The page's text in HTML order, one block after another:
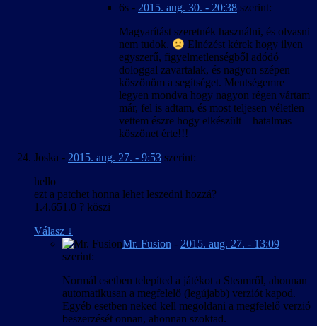
6s - 2015. aug. 30. - 20:38 szerint:
Magyarítást szeretnék használni, és olvasni
nem tudok.
Elnézést kérek hogy ilyen
egyszerű, figyelmetlenségből adódó
dologgal zavartalak, és nagyon szépen
köszönöm a segítséget. Mentségemre
legyen mondva hogy nagyon régen vártam
már, fel is adtam, és most teljesen véletlen
vettem észre hogy elkészült – hatalmas
köszönet érte!!!
Joska - 2015. aug. 27. - 9:53 szerint:
hello
ezt a patchet honna lehet leszedni hozzá?
1.4.651.0 ? köszi
Válasz ↓
Mr. Fusion - 2015. aug. 27. - 13:09
szerint:
Normál esetben telepíted a játékot a Steamről, ahonnan
automatikusan a megfelelő (legújabb) verziót kapod.
Egyéb esetben neked kell megoldani a megfelelő verzió
beszerzését onnan, ahonnan szoktad.